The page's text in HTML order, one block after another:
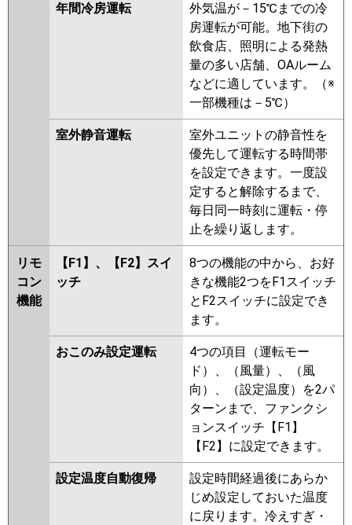
年間冷房運転
外気温が－15℃までの冷
房運転が可能。地下街の
飲食店、照明による発熱
量の多い店舗、OAルーム
などに適しています。（※
一部機種は－5℃）
室外静音運転
室外ユニットの静音性を
優先して運転する時間帯
を設定できます。一度設
定すると解除するまで、
毎日同一時刻に運転・停
止を繰り返します。
リモ
コン
機能
【F1】、【F2】スイ
ッチ
8つの機能の中から、お好
きな機能2つをF1スイッチ
とF2スイッチに設定でき
ます。
おこのみ設定運転
4つの項目（運転モー
ド）、（風量）、（風
向）、（設定温度）を2パ
ターンまで、ファンクシ
ョンスイッチ【F1】
【F2】に設定できます。
設定温度自動復帰
設定時間経過後にあらか
じめ設定しておいた温度
に戻ります。冷えすぎ・